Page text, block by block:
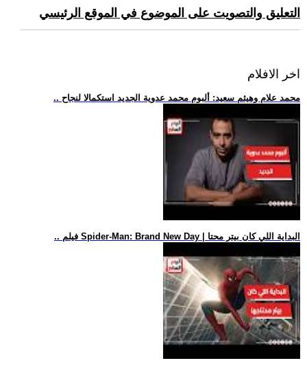
التعليق والتصويت على الموضوع في الموقع الرئيسي
اخر الافلام
.. محمد علام وهيثم سعيد: ألبوم محمد عدوية الجديد استكمالا لنجاح
.. فيلم Spider-Man: Brand New Day | البداية اللي كان بيتر محتا